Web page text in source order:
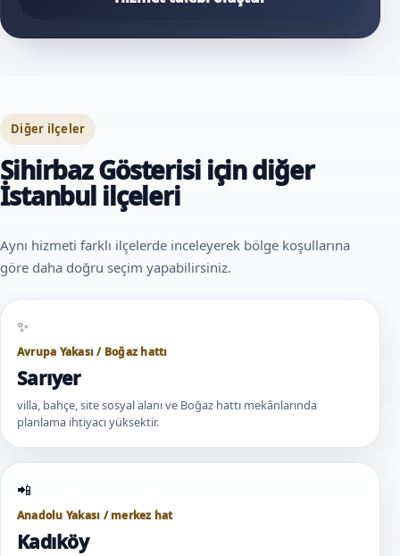
Diğer ilçeler
Sihirbaz Gösterisi için diğer
İstanbul ilçeleri
Aynı hizmeti farklı ilçelerde inceleyerek bölge koşullarına
göre daha doğru seçim yapabilirsiniz.
Avrupa Yakası / Boğaz hattı
Sarıyer
villa, bahçe, site sosyal alanı ve Boğaz hattı mekânlarında
planlama ihtiyacı yüksektir.
Anadolu Yakası / merkez hat
Kadıköy